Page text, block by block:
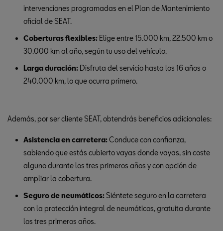
intervenciones programadas en el Plan de Mantenimiento
oficial de SEAT.
Coberturas flexibles: Elige entre 15.000 km, 22.500 km o
30.000 km al año, según tu uso del vehículo.
Larga duración: Disfruta del servicio hasta los 16 años o
240.000 km, lo que ocurra primero.
Además, por ser cliente SEAT, obtendrás beneficios adicionales:
Asistencia en carretera:Conduce con confianza,
sabiendo que estás cubierto vayas donde vayas, sin coste
alguno durante los tres primeros años y con opción de
ampliar la cobertura.
Seguro de neumáticos: Siéntete seguro en la carretera
con la protección integral de neumáticos, gratuita durante
los tres primeros años.